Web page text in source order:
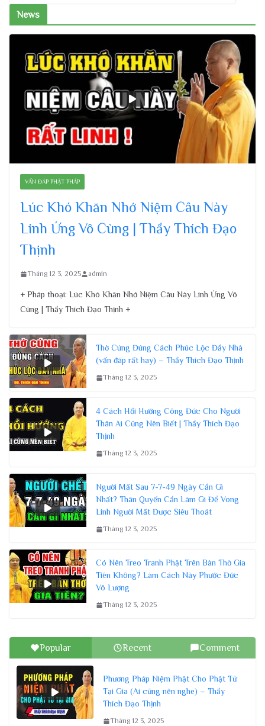
News
VẤN ĐÁP PHẬT PHÁP
Lúc Khó Khăn Nhớ Niệm Câu Này
Linh Ứng Vô Cùng | Thầy Thích Đạo
Thịnh
Tháng 12 3, 2025 admin
+ Pháp thoại: Lúc Khó Khăn Nhớ Niệm Câu Này Linh Ứng Vô
Cùng | Thầy Thích Đạo Thịnh +
Thờ Cúng Đúng Cách Phúc Lộc Đầy Nhà
(vấn đáp rất hay) – Thầy Thích Đạo Thịnh
Tháng 12 3, 2025
4 Cách Hồi Hướng Công Đức Cho Người
Thân Ai Cũng Nên Biết | Thầy Thích Đạo
Thịnh
Tháng 12 3, 2025
Người Mất Sau 7-7-49 Ngày Cần Gì
Nhất? Thân Quyến Cần Làm Gì Để Vong
Linh Người Mất Được Siêu Thoát
Tháng 12 3, 2025
Có Nên Treo Tranh Phật Trên Bàn Thờ Gia
Tiên Không? Làm Cách Này Phước Đức
Vô Lượng
Tháng 12 3, 2025
Popular Recent Comment
Phương Pháp Niệm Phật Cho Phật Tử
Tại Gia (Ai cũng nên nghe) – Thầy
Thích Đạo Thịnh
Tháng 12 3, 2025